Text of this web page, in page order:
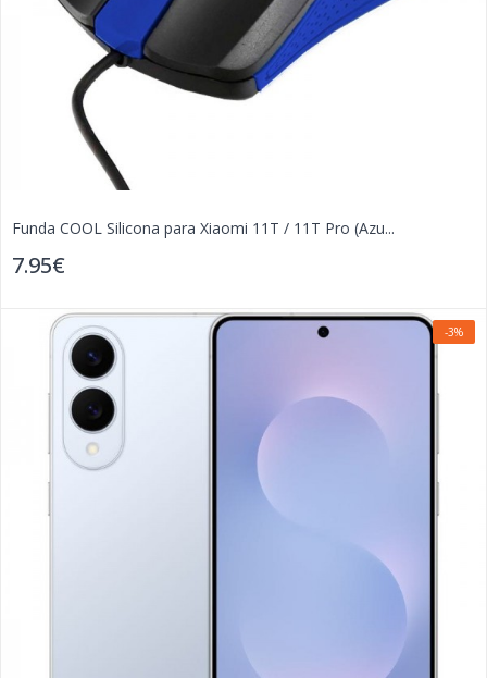
Funda COOL Silicona para Xiaomi 11T / 11T Pro (Azu...
7.95€
-3%